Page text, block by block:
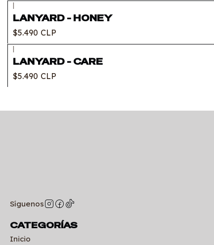
|
LANYARD - HONEY
$5.490 CLP
Agotado
|
LANYARD - CARE
$5.490 CLP
Síguenos
CATEGORÍAS
Inicio